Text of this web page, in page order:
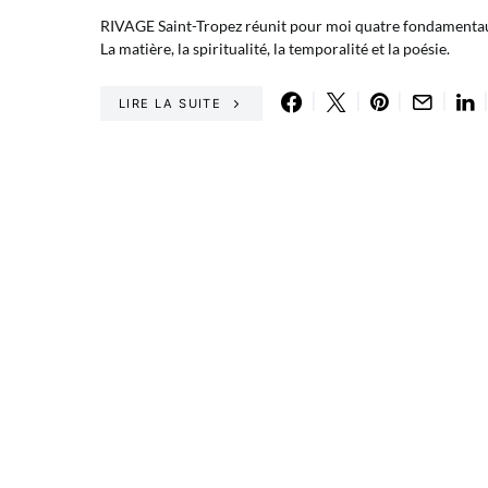
RIVAGE Saint-Tropez réunit pour moi quatre
La matière, la spiritualité, la temporalité et la poésie.
LIRE LA SUITE